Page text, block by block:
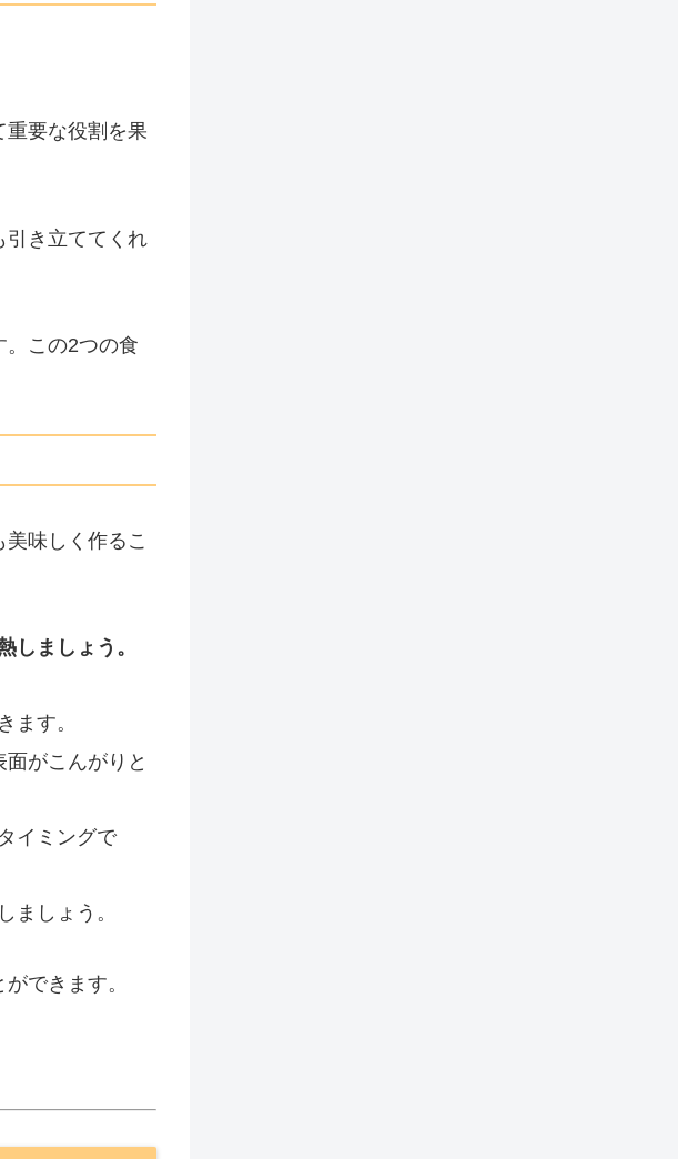
重要な役割を果
引き立ててくれ
。この2つの食
味しく作るこ
しましょう。
ます。
がこんがりと
イミングで
ましょう。
できます。